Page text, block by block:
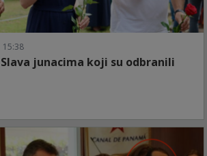
15:38
junacima koji su odbranili